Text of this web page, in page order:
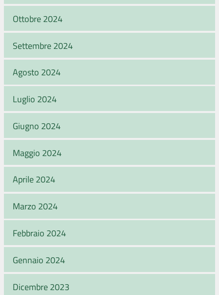
Ottobre 2024
Settembre 2024
Agosto 2024
Luglio 2024
Giugno 2024
Maggio 2024
Aprile 2024
Marzo 2024
Febbraio 2024
Gennaio 2024
Dicembre 2023